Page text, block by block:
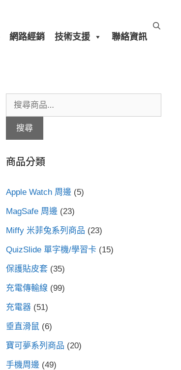
網路經銷 技術支援 聯絡資訊
尋
字:
搜尋
商品分類
Apple Watch 周邊 (5)
MagSafe 周邊 (23)
Miffy 米菲兔系列商品 (23)
QuizSlide 單字機/學習卡 (15)
保護貼皮套 (35)
充電傳輸線 (99)
充電器 (51)
垂直滑鼠 (6)
寶可夢系列商品 (20)
手機周邊 (49)